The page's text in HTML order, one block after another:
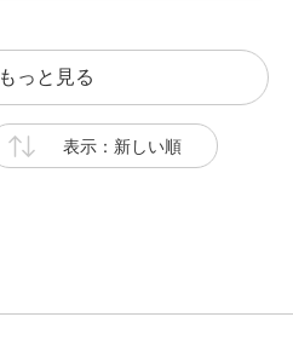
もっと見る
表示：新しい順